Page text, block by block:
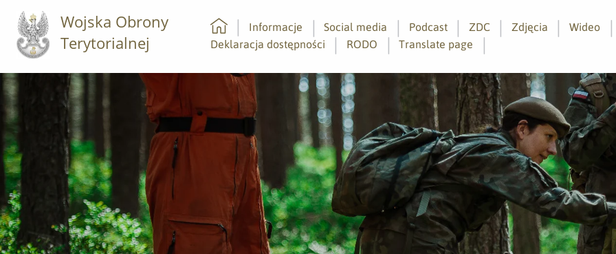
Wojska Obrony
Terytorialnej
Strona główna
Informacje Social media Podcast ZDC Zdjęcia
Wideo
Deklaracja dostępności
RODO Translate page